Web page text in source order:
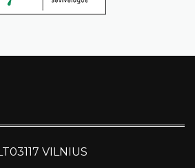
VILNIUS